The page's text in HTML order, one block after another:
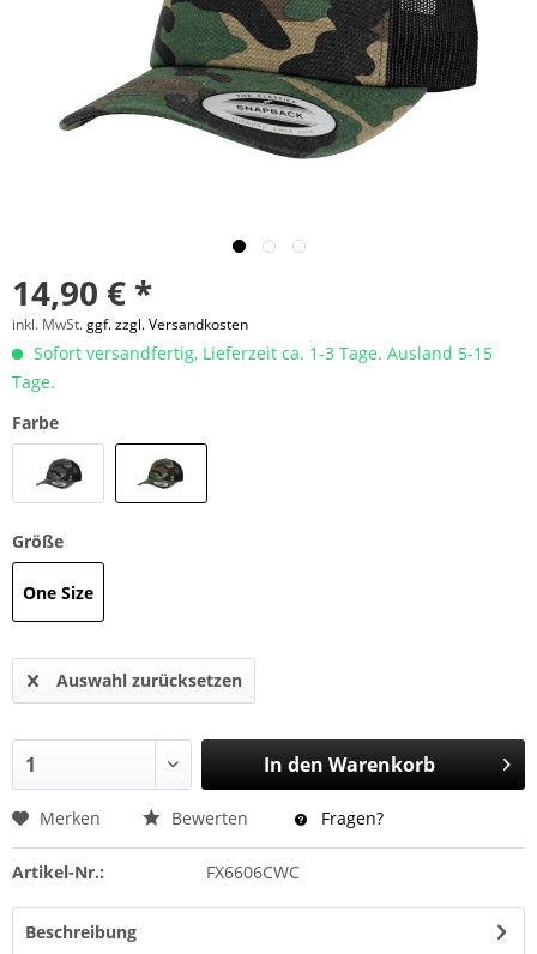
14,90 € *
inkl. MwSt.ggf. zzgl. Versandkosten
Sofort versandfertig, Lieferzeit ca. 1-3 Tage. Ausland 5-15
Tage.
Farbe
Größe
One Size
Auswahl zurücksetzen
In den Warenkorb
Merken Bewerten Fragen?
Artikel-Nr.: FX6606CWC
Beschreibung